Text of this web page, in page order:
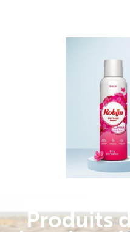
Produits